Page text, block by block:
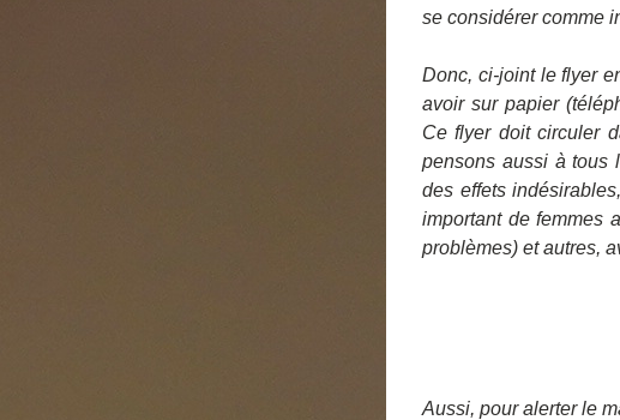
se considérer comme
Donc, ci-joint le flyer
avoir sur papier
Ce flyer doit circuler
pensons aussi à tous
des effets
important de femmes
problèmes) et autres,
Aussi, pour alerter le